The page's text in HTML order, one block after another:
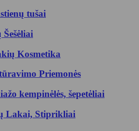
tušai
Kosmetika
Priemonės
kempinėlės, šepetėliai
Lakai, Stiprikliai